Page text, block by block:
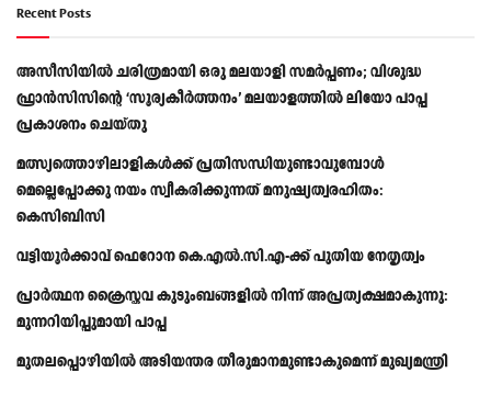
Recent Posts
അസീസിയിൽ ചരിത്രമായി ഒരു മലയാളി സമർപ്പണം; വിശുദ്ധ
ഫ്രാൻസിസിന്റെ ‘സൂര്യകീർത്തനം’ മലയാളത്തിൽ ലിയോ പാപ്പ
പ്രകാശനം ചെയ്തു
മത്സ്യത്തൊഴിലാളികള്‍ക്ക് പ്രതിസന്ധിയുണ്ടാവുമ്പോള്‍
മെല്ലെപ്പോക്കു നയം സ്വീകരിക്കുന്നത് മനുഷ്യത്വരഹിതം:
കെസിബിസി
വട്ടിയൂർക്കാവ് ഫെറോന കെ.എൽ.സി.എ-ക്ക് പുതിയ നേതൃത്വം
പ്രാര്‍ത്ഥന ക്രൈസ്തവ കുടുംബങ്ങളില്‍ നിന്ന് അപ്രത്യക്ഷമാകുന്നു:
മുന്നറിയിപ്പുമായി പാപ്പ
മുതലപ്പൊഴിയിൽ അടിയന്തര തീരുമാനമുണ്ടാകുമെന്ന് മുഖ്യമന്ത്രി